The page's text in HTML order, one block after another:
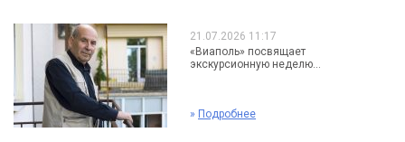
21.07.2026 11:17
«Виаполь» посвящает
экскурсионную неделю...
» Подробнее